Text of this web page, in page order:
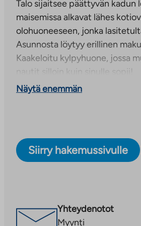
Talo sijaitsee päättyvän kadun
maisemissa alkavat lähes
olohuoneeseen, jonka
Asunnosta löytyy erillinen
Kaakeloitu kylpyhuone, jossa
nautit silloin kuin sinulle sopii!
Kuvat toisesta samankaltaisesta
Maaliskuussa 2011
Varppeenseudun
nurmikentän vieressä.
kotiovelta. Raision keskustan
Näytä enemmän
Siirry hakemussivulle
Yhteydenotot
Myynti